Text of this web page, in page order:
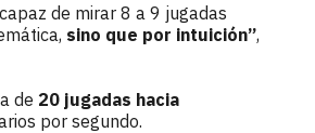
de mirar 8 a 9 jugadas
sino que por intuición”,
de 20 jugadas hacia
por segundo.